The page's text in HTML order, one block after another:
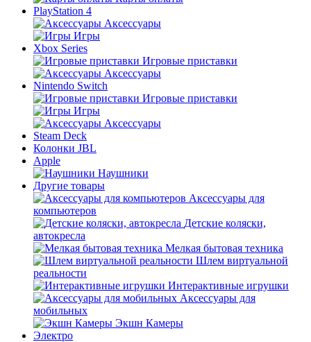
PlayStation 4
Аксессуары
Игры
Xbox Series
Игровые приставки
Аксессуары
Nintendo Switch
Игровые приставки
Игры
Аксессуары
Steam Deck
Колонки JBL
Apple
Наушники
Другие товары
Аксессуары для
компьютеров
Детские коляски,
автокресла
Мелкая бытовая техника
Шлем виртуальной
реальности
Интерактивные игрушки
Аксессуары для
мобильных
Экшн Камеры
Электро